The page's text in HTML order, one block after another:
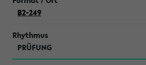
B2-249
PRÜFUNG